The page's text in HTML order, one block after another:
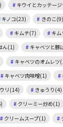
キウイとカッテー
キノコ(23)
きのこ(9)
キムチ(7)
キ
ん(1)
キャベツと豚
キャベツのオムレツ
キャベツ肉味噌(1)
リ(14) きゅうり(4)
クリーミー炒め(1)
クリームスープ(1)